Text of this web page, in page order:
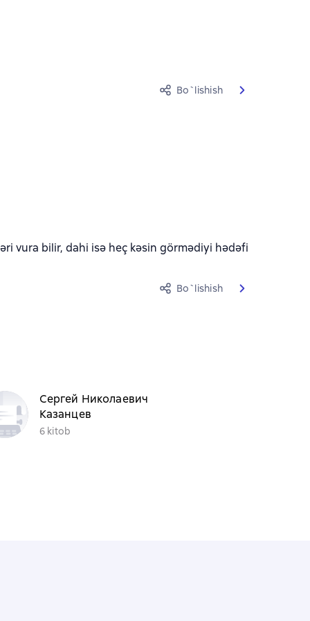
Bo`lishish
vura bilir, dahi isə heç kəsin görmədiyi hədəfi
Bo`lishish
Сергей Николаевич
Казанцев
6 kitob